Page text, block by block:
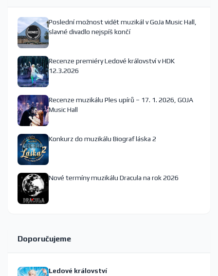
Poslední možnost vidět muzikál v GoJa Music Hall,
slavné divadlo nejspíš končí
Recenze premiéry Ledové království v HDK
12.3.2026
Recenze muzikálu Ples upírů – 17. 1. 2026, GOJA
Music Hall
Konkurz do muzikálu Biograf láska 2
Nové termíny muzikálu Dracula na rok 2026
Doporučujeme
Ledové království